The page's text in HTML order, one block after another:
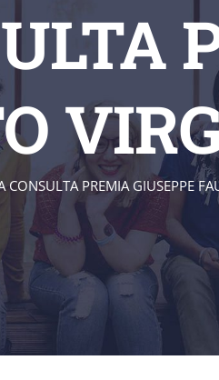
PREMIA GIUSEPPE